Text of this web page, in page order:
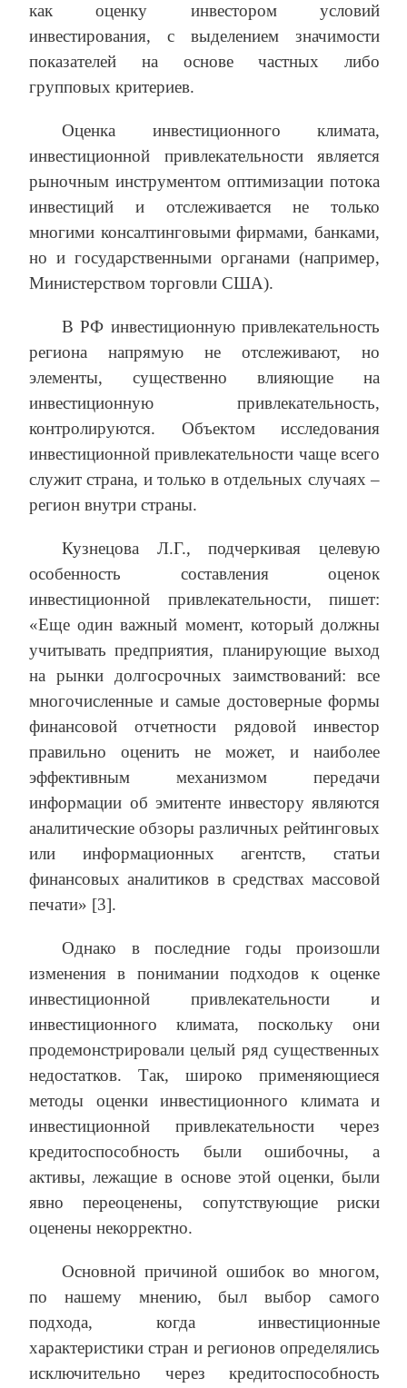
как оценку инвестором условий
инвестирования, с выделением значимости
показателей на основе частных либо
групповых критериев.
Оценка инвестиционного климата,
инвестиционной привлекательности является
рыночным инструментом оптимизации потока
инвестиций и отслеживается не только
многими консалтинговыми фирмами, банками,
но и государственными органами (например,
Министерством торговли США).
В РФ инвестиционную привлекательность
региона напрямую не отслеживают, но
элементы, существенно влияющие на
инвестиционную привлекательность,
контролируются. Объектом исследования
инвестиционной привлекательности чаще всего
служит страна, и только в отдельных случаях –
регион внутри страны.
Кузнецова Л.Г., подчеркивая целевую
особенность составления оценок
инвестиционной привлекательности, пишет:
«Еще один важный момент, который должны
учитывать предприятия, планирующие выход
на рынки долгосрочных заимствований: все
многочисленные и самые достоверные формы
финансовой отчетности рядовой инвестор
правильно оценить не может, и наиболее
эффективным механизмом передачи
информации об эмитенте инвестору являются
аналитические обзоры различных рейтинговых
или информационных агентств, статьи
финансовых аналитиков в средствах массовой
печати» [3].
Однако в последние годы произошли
изменения в понимании подходов к оценке
инвестиционной привлекательности и
инвестиционного климата, поскольку они
продемонстрировали целый ряд существенных
недостатков. Так, широко применяющиеся
методы оценки инвестиционного климата и
инвестиционной привлекательности через
кредитоспособность были ошибочны, а
активы, лежащие в основе этой оценки, были
явно переоценены, сопутствующие риски
оценены некорректно.
Основной причиной ошибок во многом,
по нашему мнению, был выбор самого
подхода, когда инвестиционные
характеристики стран и регионов определялись
исключительно через кредитоспособность